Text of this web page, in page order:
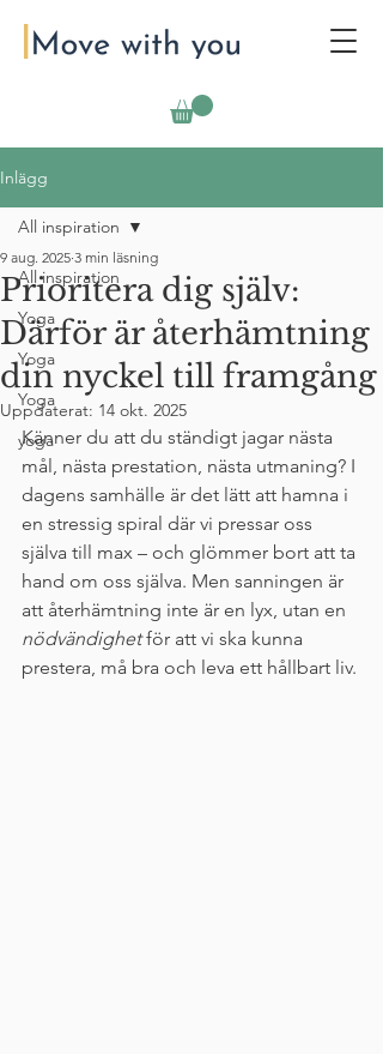
Inlägg
All inspiration
Yoga
Yoga
Yoga
yoga
All inspiration
Prioritera dig själv:
Därför är återhämtning
din nyckel till framgång
9 aug. 2025 3 min läsning
Uppdaterat: 14 okt. 2025
Känner du att du ständigt jagar nästa
mål, nästa prestation, nästa utmaning? I
dagens samhälle är det lätt att hamna i
en stressig spiral där vi pressar oss
själva till max – och glömmer bort att ta
hand om oss själva. Men sanningen är
att återhämtning inte är en lyx, utan en
nödvändighet för att vi ska kunna
prestera, må bra och leva ett hållbart liv.